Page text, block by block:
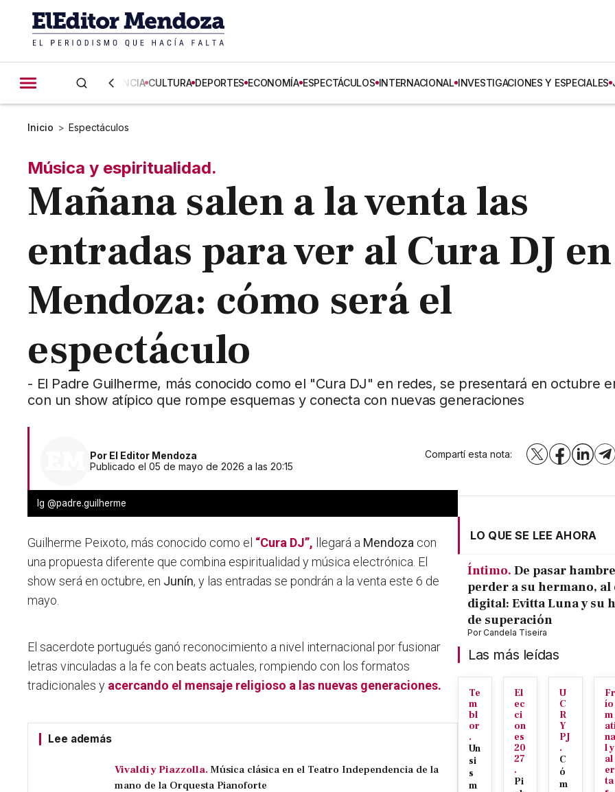
CIENCIA CULTURA DEPORTES ECONOMÍA ESPECTÁCULOS INTERNACIONAL INVESTIGACIONES Y ESPECIALES
Inicio > Espectáculos
Música y espiritualidad.
Mañana salen a la venta las
entradas para ver al Cura DJ en
Mendoza: cómo será el
espectáculo
- El Padre Guilherme, más conocido como el "Cura DJ" en redes, se presentará en octubre
con un show atípico que rompe esquemas y conecta con nuevas generaciones
Por El Editor Mendoza
Publicado el 05 de mayo de 2026 a las 20:15
Compartí esta nota: X Facebook
Ig @padre.guilherme
Guilherme Peixoto, más conocido como el “Cura DJ”, llegará a Mendoza con
una propuesta diferente que combina espiritualidad y música electrónica. El
show será en octubre, en Junín, y las entradas se pondrán a la venta este 6 de
mayo.
El sacerdote portugués ganó reconocimiento a nivel internacional porfusionar
letras vinculadas a la fe con beats actuales, rompiendo con los formatos
tradicionales y acercando el mensaje religioso a las nuevas generaciones.
Lee además
Vivaldi y Piazzolla. Música clásica en el Teatro Independencia de la
mano de la Orquesta Pianoforte
LO QUE SE LEE AHORA
Íntimo. De pasar
perder a su hermano, al
digital: Evitta Luna y su
de superación
PorCandela Tiseira
Las más leídas
Te
m
bl
or
.
Un
si
s
m
El
ec
ci
on
es
20
27
.
Pi
U
C
R
Y
PJ
.
C
ó
m
Fr
ío
m
na
l y
al
er
ta